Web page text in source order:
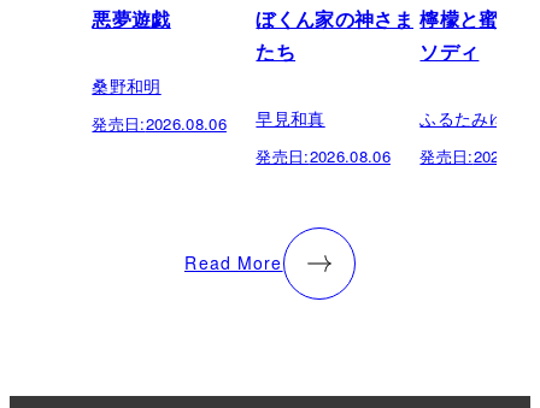
悪夢遊戯
桑野和明
発売日:2026.08.06
ぼくん家の神さま
たち
早見和真
発売日:2026.08.06
檸檬と蜜柑
ソディ
ふるたみゆき
発売日:
Read More